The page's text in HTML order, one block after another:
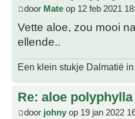
door Mate op 12 feb 2021
Vette aloe, zou mooi
ellende..
Een klein stukje Dalmatië
Re: aloe polyphylla
door johny op 19 jan 2022